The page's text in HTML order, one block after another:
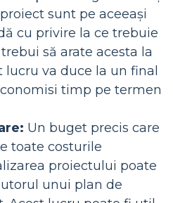
sunt pe aceeași
cu privire la ce trebuie
să arate acesta la
lucru va duce la un final
timp pe termen
Un buget precis care
toate costurile
proiectului poate
unui plan de